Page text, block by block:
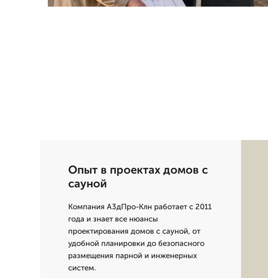
Опыт в проектах домов с
сауной
Компания А3дПро-Клн работает с 2011
года и знает все нюансы
проектирования домов с сауной, от
удобной планировки до безопасного
размещения парной и инженерных
систем.